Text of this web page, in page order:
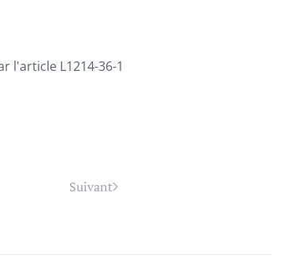
l'article L1214-36-1
Suivant